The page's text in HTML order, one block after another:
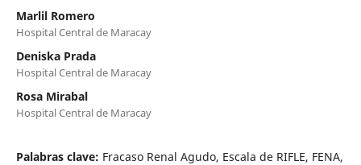
Marlil Romero
Hospital Central de Maracay
Deniska Prada
Hospital Central de Maracay
Rosa Mirabal
Hospital Central de Maracay
Palabras clave: Fracaso Renal Agudo, Escala de RIFLE, FENA,